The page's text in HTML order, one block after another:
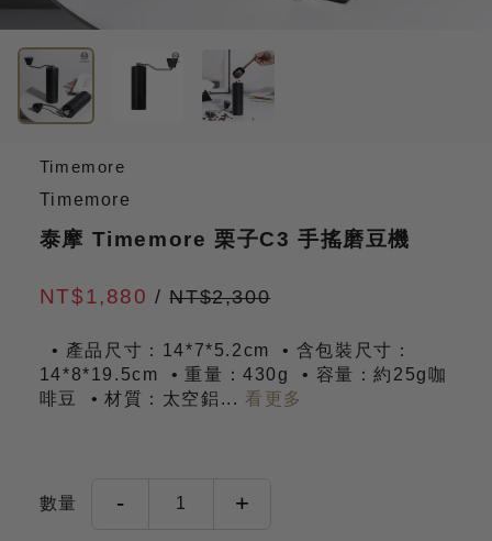
Timemore
Timemore
泰摩 Timemore 栗子C3 手搖磨豆機
NT$1,880/NT$2,300
產品尺寸：14*7*5.2cm
含包裝尺寸：
14*8*19.5cm
重量：430g
容量：約25g咖
啡豆
材質：太空鋁 ...看更多
數量 - 1 +